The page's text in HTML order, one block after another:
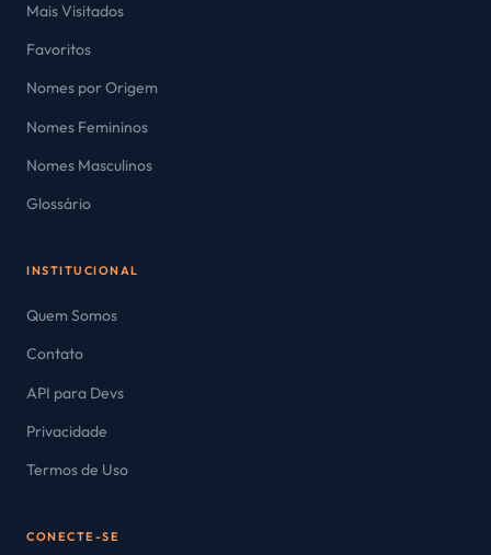
Mais Visitados
Favoritos
Nomes por Origem
Nomes Femininos
Nomes Masculinos
Glossário
INSTITUCIONAL
Quem Somos
Contato
API para Devs
Privacidade
Termos de Uso
CONECTE-SE